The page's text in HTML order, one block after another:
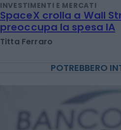
INVESTIMENTI E MERCATI
SpaceX crolla a Wall
preoccupa la spesa IA
Titta Ferraro
POTREBBERO